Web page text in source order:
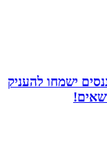
להעניק